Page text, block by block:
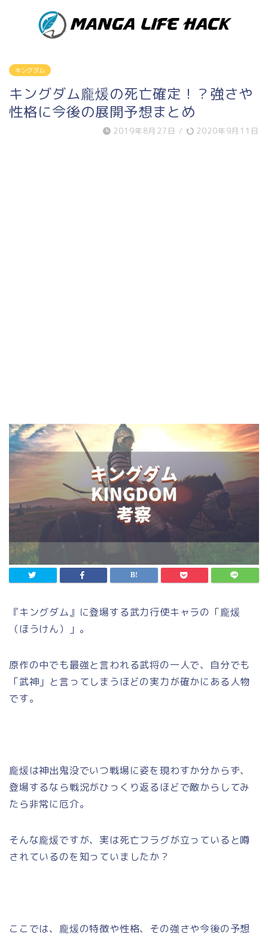
キングダム
キングダム龐煖の死亡確定！？強さや
性格に今後の展開予想まとめ
2019年8月27日 / 2020年9月11日
『キングダム』に登場する武力行使キャラの「龐煖
（ほうけん）」。
原作の中でも最強と言われる武将の一人で、自分でも
「武神」と言ってしまうほどの実力が確かにある人物
です。
龐煖は神出鬼没でいつ戦場に姿を現わすか分からず、
登場するなら戦況がひっくり返るほどで敵からしてみ
たら非常に厄介。
そんな龐煖ですが、実は死亡フラグが立っていると噂
されているのを知っていましたか？
ここでは、龐煖の特徴や性格、その強さや今後の予想